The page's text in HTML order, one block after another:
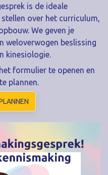
is de ideale
over het curriculum,
We geven je
weloverwogen beslissing
kinesiologie.
formulier te openen en
plannen.